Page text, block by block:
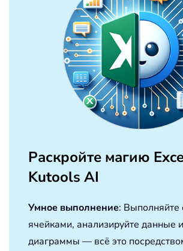
Раскройте магию
Kutools AI
Умное выполнение: Выполняйте
ячейками, анализируйте данные
диаграммы — всё это